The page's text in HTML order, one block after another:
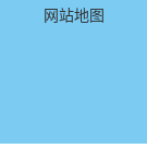
网站地图